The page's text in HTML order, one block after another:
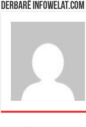
Derbarê infowelat.com